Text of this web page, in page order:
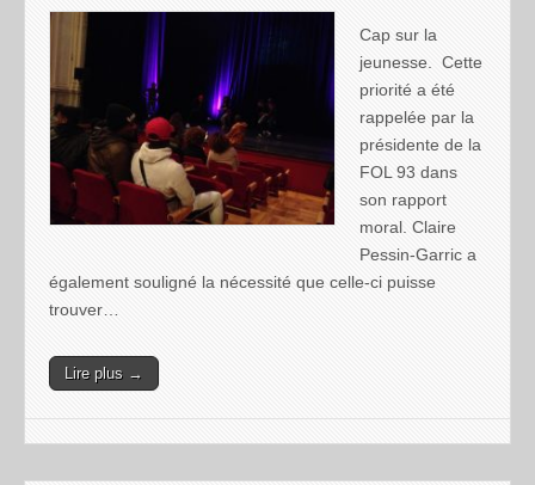
Cap sur la
jeunesse. Cette
priorité a été
rappelée par la
présidente de la
FOL 93 dans
son rapport
moral. Claire
Pessin-Garric a
également souligné la nécessité que celle-ci puisse
trouver…
Lire plus →